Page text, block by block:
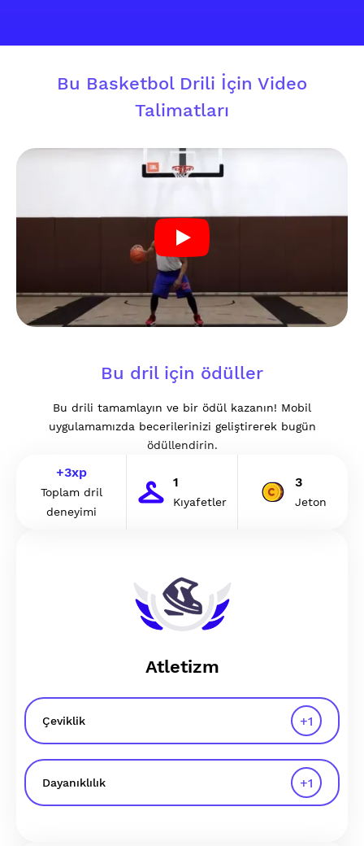
Bu Basketbol Drili İçin Video
Talimatları
Bu dril için ödüller
Bu drili tamamlayın ve bir ödül kazanın! Mobil
uygulamamızda becerilerinizi geliştirerek bugün
ödüllendirin.
+3xp
Toplam dril
deneyimi
1
Kıyafetler
3
Jeton
Atletizm
Çeviklik +1
Dayanıklılık +1